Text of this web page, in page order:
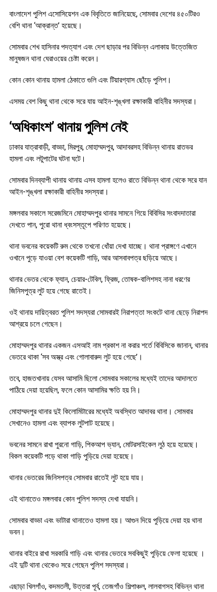
বাংলাদেশ পুলিশ এসোসিয়েশন এক বিবৃতিতে জানিয়েছে, সোমবার দেশের ৪৫০টিরও
বেশি থানা ‘আক্রান্ত’ হয়েছে।
সোমবার শেখ হাসিনার পদত্যাগ এবং দেশ ছাড়ার পর বিভিন্ন এলাকায় উত্তেজিত
মানুষজন থানা ঘেরাওয়ের চেষ্টা করেন।
কোন কোন থানায় হামলা ঠেকাতে গুলি এবং টিয়ারগ্যাস ছোঁড়ে পুলিশ।
এসময় বেশ কিছু থানা থেকে সরে যায় আইন-শৃঙ্খলা রক্ষাকারী বাহিনীর সদস্যরা।
‘অধিকাংশ’ থানায় পুলিশ নেই
ঢাকার যাত্রাবাড়ী, বাড্ডা, মিরপুর, মোহাম্মদপুর, আদাবরসহ বিভিন্ন থানায় রাতভর
হামলা এবং লটুপাটের ঘটনা ঘটে।
সোমবার দিনব্যাপী থানায় থানায় এসব হামলা হলেও রাতে বিভিন্ন থানা থেকে সরে যান
আইন-শৃঙ্খলা রক্ষাকারী বাহিনীর সদস্যরা।
মঙ্গলবার সকালে সরেজমিনে মোহাম্মদপুর থানার সামনে গিয়ে বিবিসির সংবাদদাতারা
দেখতে পান, পুরো থানা ধ্বংসস্তূপে পরিণত হয়েছে।
থানা ভবনের কয়েকটি রুম থেকে তখনো ধোঁয়া দেখা যাচ্ছে। থানা প্রাঙ্গণে এখানে
ওখানে পুড়ে যাওয়া বেশ কয়েকটি গাড়ি, আর আসবাবপত্র ছড়িয়ে আছে।
থানার ভেতর থেকে ফ্যান, চেয়ার-টেবিল, ফ্রিজ, তোষক-বালিশসহ নানা ধরণের
জিনিসপুত্র লুট হয়ে গেছে রাতেই।
ওই থানায় দায়িত্বরত পুলিশ সদস্যরা সোমবারই নিরাপত্তা সংকটে থানা ছেড়ে নিরাপদ
আশ্রয়ে চলে গেছেন।
মোহাম্মদপুর থানার একজন এসআই নাম প্রকাশ না করার শর্তে বিবিসিকে জানান, থানার
ভেতরে থাকা ‘সব অস্ত্র এবং গোলাবারুদ লুট হয়ে গেছে’।
তবে, হাজতখানায় যেসব আসামি ছিলো সোমবার সকালের মধ্যেই তাদের আদালতে
পাঠিয়ে দেয়া হয়েছিল, ফলে কোন আসামির ক্ষতি হয় নি।
মোহাম্মদপুর থানার দুই কিলোমিটারের মধ্যেই অবস্থিত আদাবর থানা। সোমবার
সেখানেও হামলা এবং ব্যাপক লুটপাট হয়েছে।
ভবনের সামনে রাখা পুরনো গাড়ি, পিকআপ ভ্যান, মোটরসাইকেল লুঠ হয়ে হয়েছে।
বিকল কয়েকটি পড়ে থাকা গাড়ি পুড়িয়ে দেয়া হয়েছে।
থানার ভেতরের জিনিসপত্র সোমবার রাতেই লুট হয়ে যায়।
এই থানাতেও মঙ্গলবার কোন পুলিশ সদস্য দেখা যায়নি।
সোমবার বাড্ডা এবং ভাটারা থানাতেও হামলা হয়। আগুন দিয়ে পুড়িয়ে দেয়া হয় থানা
ভবন।
থানার বাইরে রাখা সরকারি গাড়ি এবং থানার ভেতরে সবকিছুই পুড়িয়ে ফেলা হয়েছে ।
এই দুটি থানা থেকেও সরে গেছেন পুলিশ সদস্যরা।
এছাড়া খিলগাঁও, কদমতলী, উত্তরা পূর্ব, তেজগাঁও শিল্পাঞ্চল, লালবাগসহ বিভিন্ন থানা